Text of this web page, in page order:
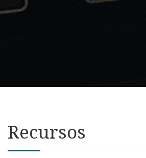
Recursos